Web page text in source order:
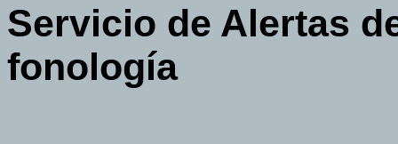
Servicio de Alertas
fonología